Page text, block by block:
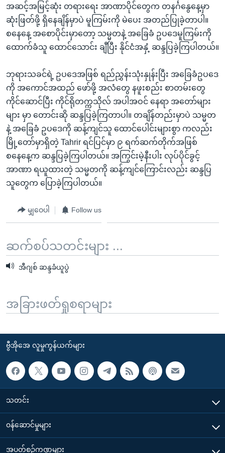
အဆင့်အမြင့်ဆုံး တရားရေး အာဏာပိုင်တွေက တနင်္ဂနွေနေ့မှာ
ဆုံးဖြတ်ဖို့ ရှိနေချိန်မှာပဲ မူကြမ်းကို မဲပေး အတည်ပြုခဲ့တာပါ။
စနေနေ့ အစောပိုင်းမှာတော့ သမ္မတနဲ့ အခြေခံ ဥပဒေမူကြမ်းကို
ထောက်ခံသူ ထောင်သောင်း ချီပြီး နိုင်ငံအနှံ့ ဆန္ဒပြခဲ့ကြပါတယ်။
ဘုရားသခင်ရဲ့ ဥပဒေအဖြစ် ရည်ညွှန်းသုံးနှုန်းပြီး အခြေခံဥပဒေ
ကို အကောင်အထည် ဖော်ဖို့ အလံတွေ နဖူးစည်း စာတမ်းတွေ
ကိုင်ဆောင်ပြီး ကိုင်ရိုတက္ကသိုလ် အပါအဝင် နေရာ အတော်များ
များ မှာ တောင်းဆို ဆန္ဒပြခဲ့ကြတာပါ။ တချိန်တည်းမှာပဲ သမ္မတ
နဲ့ အခြေခံ ဥပဒေကို ဆန့်ကျင်သူ ထောင်ပေါင်းများစွာ ကလည်း
မြို့တော်မှာရှိတဲ့ Tahrir ရင်ပြင်မှာ ၉ ရက်ဆက်တိုက်အဖြစ်
စနေနေ့က ဆန္ဒပြခဲ့ကြပါတယ်။ အကြွင်းမဲ့နီးပါး လုပ်ပိုင်ခွင့်
အာဏာ ရယူထားတဲ့ သမ္မတကို ဆန့်ကျင်ကြောင်းလည်း ဆန္ဒပြ
သူတွေက ပြောခဲ့ကြပါတယ်။
မျှဝေပါ Follow us
ဆက်စပ်သတင်းများ ...
အီဂျစ် ဆန္ဒခံယူပွဲ
အခြားဖတ်ရှုစရာများ
ဗွီအိုအေ လူမှုကွန်ယက်များ
သတင်း
၀န်ဆောင်မှုများ
အပတ်စဉ်ကဏ္ဍများ